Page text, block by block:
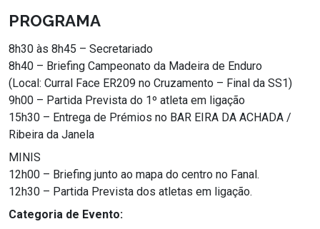
PROGRAMA
8h30 às 8h45 – Secretariado
8h40 – Briefing Campeonato da Madeira de Enduro
(Local: Curral Face ER209 no Cruzamento – Final da SS1)
9h00 – Partida Prevista do 1º atleta em ligação
15h30 – Entrega de Prémios no BAR EIRA DA ACHADA /
Ribeira da Janela
MINIS
12h00 – Briefing junto ao mapa do centro no Fanal.
12h30 – Partida Prevista dos atletas em ligação.
Categoria de Evento: